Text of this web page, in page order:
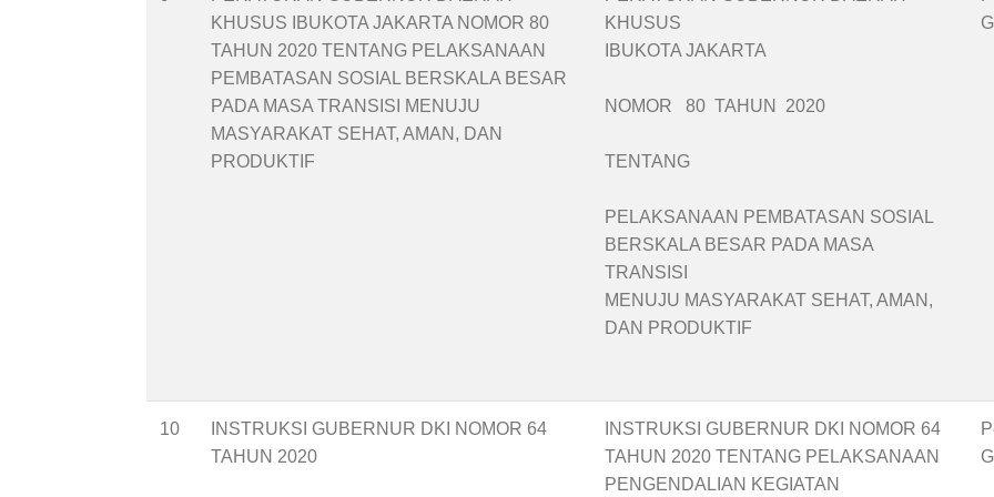
KHUSUS IBUKOTA JAKARTA NOMOR 80
TAHUN 2020 TENTANG PELAKSANAAN
PEMBATASAN SOSIAL BERSKALA BESAR
PADA MASA TRANSISI MENUJU
MASYARAKAT SEHAT, AMAN, DAN
PRODUKTIF
KHUSUS
IBUKOTA JAKARTA
NOMOR 80 TAHUN 2020
TENTANG
PELAKSANAAN PEMBATASAN SOSIAL
BERSKALA BESAR PADA MASA
TRANSISI
MENUJU MASYARAKAT SEHAT, AMAN,
DAN PRODUKTIF
10
INSTRUKSI GUBERNUR DKI NOMOR 64
TAHUN 2020
INSTRUKSI GUBERNUR DKI NOMOR 64
TAHUN 2020 TENTANG PELAKSANAAN
PENGENDALIAN KEGIATAN